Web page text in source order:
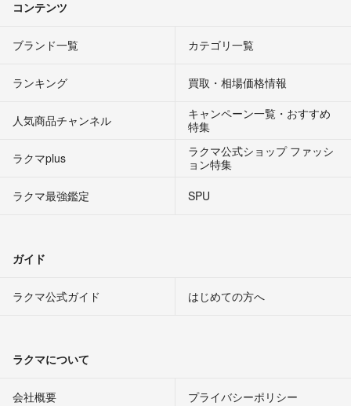
コンテンツ
ブランド一覧 カテゴリ一覧
ランキング 買取・相場価格情報
人気商品チャンネル
キャンペーン一覧・おすすめ
特集
ラクマplus
ラクマ公式ショップ ファッシ
ョン特集
ラクマ最強鑑定
SPU
ガイド
ラクマ公式ガイド はじめての方へ
ラクマについて
会社概要 プライバシーポリシー